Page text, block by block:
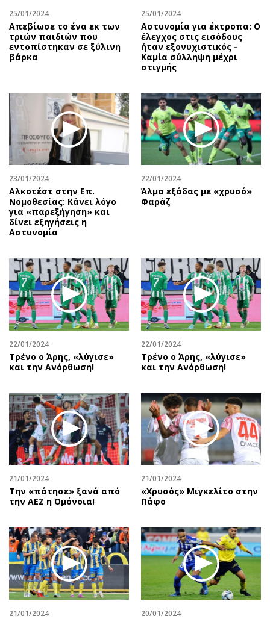
25/01/2024
Απεβίωσε το ένα εκ των
τριών παιδιών που
εντοπίστηκαν σε ξύλινη
βάρκα
25/01/2024
Αστυνομία για έκτροπα: O
έλεγχος στις εισόδους
ήταν εξονυχιστικός -
Καμία σύλληψη μέχρι
στιγμής
23/01/2024
Αλκοτέστ στην Επ.
Νομοθεσίας: Κάνει λόγο
για «παρεξήγηση» και
δίνει εξηγήσεις η
Αστυνομία
22/01/2024
Άλμα εξάδας με «χρυσό»
Φαράζ
22/01/2024
Τρένο ο Άρης, «λύγισε»
και την Ανόρθωση!
22/01/2024
Τρένο ο Άρης, «λύγισε»
και την Ανόρθωση!
21/01/2024
Την «πάτησε» ξανά από
την ΑΕΖ η Ομόνοια!
21/01/2024
«Χρυσός» Μιγκελίτο στην
Πάφο
21/01/2024 20/01/2024